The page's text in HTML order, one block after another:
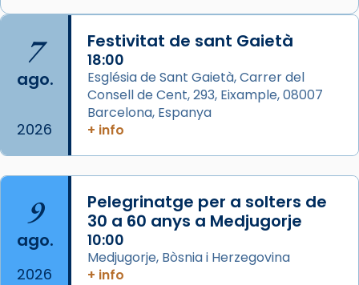
Memòria de les santes Juliana i
Semproniana, verges i màrtirs.
Acompanyant la història de sant Cugat, a
partir de l’Edat Mitjana sorgeix la tradició
que les santes Juliana (“relatiu a Júlia”) i
Semproniana (“relatiu a Semprònia =
eterna”) són deixebles seves. I l’any 1667, el
frare Joan Gaspar Roig, afirma en una obra
que les santes són filles de l’antiga Iluro.
Mataró en reivindicarà les relíq
...Ver más
Foto
View on Facebook · Share
7
ago.
2026
Festivitat de sant Gaietà
18:00
Església de Sant Gaietà, Carrer del
Consell de Cent, 293, Eixample, 08007
Barcelona, Espanya
+ info
9
ago.
2026
Pelegrinatge per a solters de
30 a 60 anys a Medjugorje
10:00
Medjugorje, Bòsnia i Herzegovina
+ info